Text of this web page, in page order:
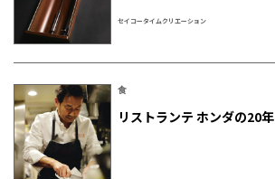
セイコータイムクリエーション
食
リストランテ ホンダの20年